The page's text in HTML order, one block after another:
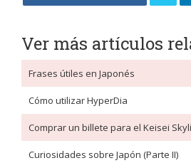
Ver más artículos
Frases útiles en Japonés
Cómo utilizar HyperDia
Comprar un billete para el Keisei
Curiosidades sobre Japón (Parte II)